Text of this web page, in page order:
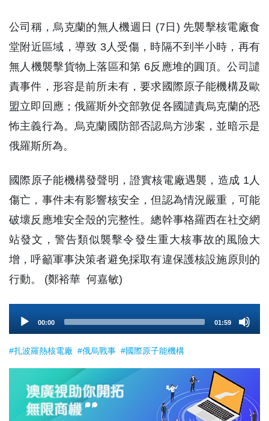
公司稱，烏克蘭的無人機週日 (7日) 先襲擊核電廠食
堂附近區域，導致 3人受傷，時隔不到半小時，再有
無人機襲擊貨物上落區和第 6反應堆的圓頂。公司譴
責事件，形容是前所未有，要求國際原子能機構及歐
盟立即回應；俄羅斯外交部敦促各國譴責烏克蘭的恐
怖主義行為。烏克蘭國防部否認烏方涉案，並暗示是
俄羅斯所為。
國際原子能機構發聲明，證實核電廠遇襲，造成 1人
傷亡，事件未有影響核安全，但認為情況嚴重，可能
破壞反應堆安全殼的完整性。總幹事格羅西在社交網
站發文，警告類似襲擊令發生重大核事故的風險大
增，呼籲軍事決策者避免採取有違保護核設施原則的
行動。 (鄭裕華 何嘉敏)
Player
00:00 01:59
#扎波羅熱核電廠 #俄烏戰事 #國際原子能機構